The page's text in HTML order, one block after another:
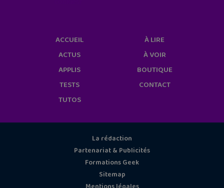
ACCUEIL
ACTUS
APPLIS
TESTS
TUTOS
À LIRE
À VOIR
BOUTIQUE
CONTACT
La rédaction
Partenariat & Publicités
Formations Geek
Sitemap